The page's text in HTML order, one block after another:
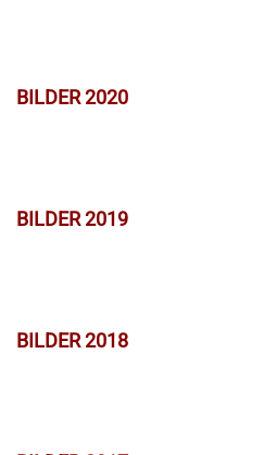
BILDER 2020
BILDER 2019
BILDER 2018